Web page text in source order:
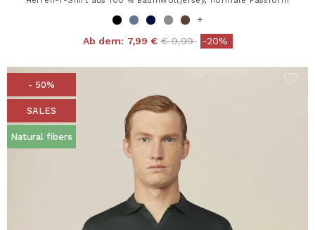
+
Ab dem: 7,99 € Price reduced from
€ 9,99to-20%
- 50%
SALES
Natural fibers